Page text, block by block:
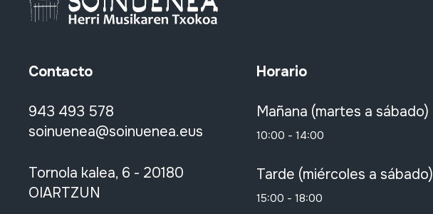
Contacto
943 493 578
soinuenea@soinuenea.eus
Tornola kalea, 6 - 20180
OIARTZUN
Horario
Mañana (martes a sábado)
10:00 - 14:00
Tarde (miércoles a sábado)
15:00 - 18:00